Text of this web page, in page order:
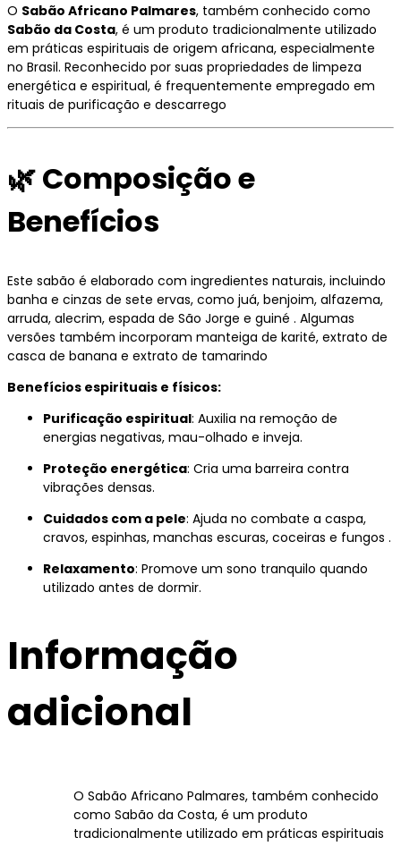
O Sabão Africano Palmares, também conhecido como
Sabão da Costa, é um produto tradicionalmente utilizado
em práticas espirituais de origem africana, especialmente
no Brasil. Reconhecido por suas propriedades de limpeza
energética e espiritual, é frequentemente empregado em
rituais de purificação e descarrego
🌿Composição e
Benefícios
Este sabão é elaborado com ingredientes naturais, incluindo
banha e cinzas de sete ervas, como juá, benjoim, alfazema,
arruda, alecrim, espada de São Jorge e guiné . Algumas
versões também incorporam manteiga de karité, extrato de
casca de banana e extrato de tamarindo
Benefícios espirituais e físicos:
Purificação espiritual: Auxilia na remoção de
energias negativas, mau-olhado e inveja.
Proteção energética: Cria uma barreira contra
vibrações densas.
Cuidados com a pele: Ajuda no combate a caspa,
cravos, espinhas, manchas escuras, coceiras e fungos .
Relaxamento: Promove um sono tranquilo quando
utilizado antes de dormir.
Informação
adicional
O Sabão Africano Palmares, também conhecido
como Sabão da Costa, é um produto
tradicionalmente utilizado em práticas espirituais